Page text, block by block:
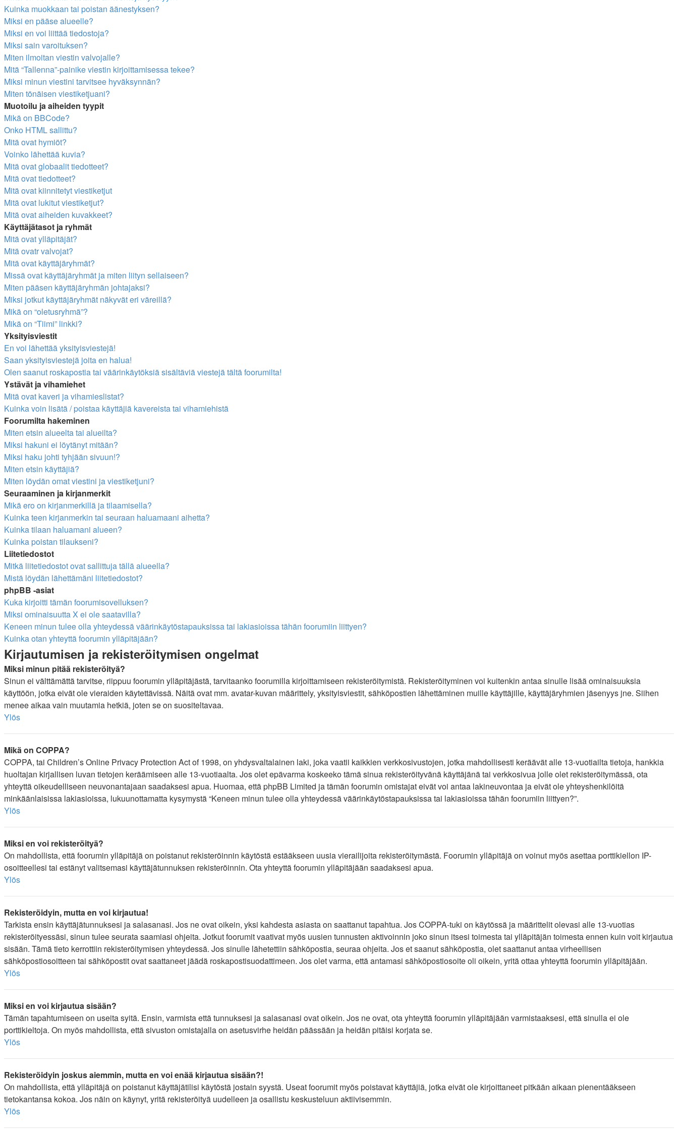
Kuinka muokkaan tai poistan äänestyksen?
Miksi en pääse alueelle?
Miksi en voi liittää tiedostoja?
Miksi sain varoituksen?
Miten ilmoitan viestin valvojalle?
Mitä “Tallenna”-painike viestin kirjoittamisessa tekee?
Miksi minun viestini tarvitsee hyväksynnän?
Miten tönäisen viestiketjuani?
Muotoilu ja aiheiden tyypit
Mikä on BBCode?
Onko HTML sallittu?
Mitä ovat hymiöt?
Voinko lähettää kuvia?
Mitä ovat globaalit tiedotteet?
Mitä ovat tiedotteet?
Mitä ovat kiinnitetyt viestiketjut
Mitä ovat lukitut viestiketjut?
Mitä ovat aiheiden kuvakkeet?
Käyttäjätasot ja ryhmät
Mitä ovat ylläpitäjät?
Mitä ovatr valvojat?
Mitä ovat käyttäjäryhmät?
Missä ovat käyttäjäryhmät ja miten liityn sellaiseen?
Miten pääsen käyttäjäryhmän johtajaksi?
Miksi jotkut käyttäjäryhmät näkyvät eri väreillä?
Mikä on “oletusryhmä”?
Mikä on “Tiimi” linkki?
Yksityisviestit
En voi lähettää yksityisviestejä!
Saan yksityisviestejä joita en halua!
Olen saanut roskapostia tai väärinkäytöksiä sisältäviä viestejä tältä foorumilta!
Ystävät ja vihamiehet
Mitä ovat kaveri ja vihamieslistat?
Kuinka voin lisätä / poistaa käyttäjiä kavereista tai vihamiehistä
Foorumilta hakeminen
Miten etsin alueelta tai alueilta?
Miksi hakuni ei löytänyt mitään?
Miksi haku johti tyhjään sivuun!?
Miten etsin käyttäjiä?
Miten löydän omat viestini ja viestiketjuni?
Seuraaminen ja kirjanmerkit
Mikä ero on kirjanmerkillä ja tilaamisella?
Kuinka teen kirjanmerkin tai seuraan haluamaani aihetta?
Kuinka tilaan haluamani alueen?
Kuinka poistan tilaukseni?
Liitetiedostot
Mitkä liitetiedostot ovat sallittuja tällä alueella?
Mistä löydän lähettämäni liitetiedostot?
phpBB -asiat
Kuka kirjoitti tämän foorumisovelluksen?
Miksi ominaisuutta X ei ole saatavilla?
Keneen minun tulee olla yhteydessä väärinkäytöstapauksissa tai lakiasioissa tähän foorumiin liittyen?
Kuinka otan yhteyttä foorumin ylläpitäjään?
Kirjautumisen ja rekisteröitymisen ongelmat
Miksi minun pitää rekisteröityä?
Sinun ei välttämättä tarvitse, riippuu foorumin ylläpitäjästä, tarvitaanko foorumilla kirjoittamiseen rekisteröitymistä. Rekisteröityminen voi kuitenkin antaa sinulle lisää ominaisuuksia
käyttöön, jotka eivät ole vieraiden käytettävissä. Näitä ovat mm. avatar-kuvan määrittely, yksityisviestit, sähköpostien lähettäminen muille käyttäjille, käyttäjäryhmien jäsenyys jne. Siihen
menee aikaa vain muutamia hetkiä, joten se on suositeltavaa.
Ylös
Mikä on COPPA?
COPPA, tai Children’s Online Privacy Protection Act of 1998, on yhdysvaltalainen laki, joka vaatii kaikkien verkkosivustojen, jotka mahdollisesti keräävät alle 13-vuotiailta tietoja, hankkia
huoltajan kirjallisen luvan tietojen keräämiseen alle 13-vuotiaalta. Jos olet epävarma koskeeko tämä sinua rekisteröityvänä käyttäjänä tai verkkosivua jolle olet rekisteröitymässä, ota
yhteyttä oikeudelliseen neuvonantajaan saadaksesi apua. Huomaa, että phpBB Limited ja tämän foorumin omistajat eivät voi antaa lakineuvontaa ja eivät ole yhteyshenkilöitä
minkäänlaisissa lakiasioissa, lukuunottamatta kysymystä “Keneen minun tulee olla yhteydessä väärinkäytöstapauksissa tai lakiasioissa tähän foorumiin liittyen?”.
Ylös
Miksi en voi rekisteröityä?
On mahdollista, että foorumin ylläpitäjä on poistanut rekisteröinnin käytöstä estääkseen uusia vierailijoita rekisteröitymästä. Foorumin ylläpitäjä on voinut myös asettaa porttikiellon IP-
osoitteellesi tai estänyt valitsemasi käyttäjätunnuksen rekisteröinnin. Ota yhteyttä foorumin ylläpitäjään saadaksesi apua.
Ylös
Rekisteröidyin, mutta en voi kirjautua!
Tarkista ensin käyttäjätunnuksesi ja salasanasi. Jos ne ovat oikein, yksi kahdesta asiasta on saattanut tapahtua. Jos COPPA-tuki on käytössä ja määrittelit olevasi alle 13-vuotias
rekisteröityessäsi, sinun tulee seurata saamiasi ohjeita. Jotkut foorumit vaativat myös uusien tunnusten aktivoinnin joko sinun itsesi toimesta tai ylläpitäjän toimesta ennen kuin voit kirjautua
sisään. Tämä tieto kerrottiin rekisteröitymisen yhteydessä. Jos sinulle lähetettiin sähköpostia, seuraa ohjeita. Jos et saanut sähköpostia, olet saattanut antaa virheellisen
sähköpostiosoitteen tai sähköpostit ovat saattaneet jäädä roskapostisuodattimeen. Jos olet varma, että antamasi sähköpostiosoite oli oikein, yritä ottaa yhteyttä foorumin ylläpitäjään.
Ylös
Miksi en voi kirjautua sisään?
Tämän tapahtumiseen on useita syitä. Ensin, varmista että tunnuksesi ja salasanasi ovat oikein. Jos ne ovat, ota yhteyttä foorumin ylläpitäjään varmistaaksesi, että sinulla ei ole
porttikieltoja. On myös mahdollista, että sivuston omistajalla on asetusvirhe heidän päässään ja heidän pitäisi korjata se.
Ylös
Rekisteröidyin joskus aiemmin, mutta en voi enää kirjautua sisään?!
On mahdollista, että ylläpitäjä on poistanut käyttäjätilisi käytöstä jostain syystä. Useat foorumit myös poistavat käyttäjiä, jotka eivät ole kirjoittaneet pitkään aikaan pienentääkseen
tietokantansa kokoa. Jos näin on käynyt, yritä rekisteröityä uudelleen ja osallistu keskusteluun aktiivisemmin.
Ylös